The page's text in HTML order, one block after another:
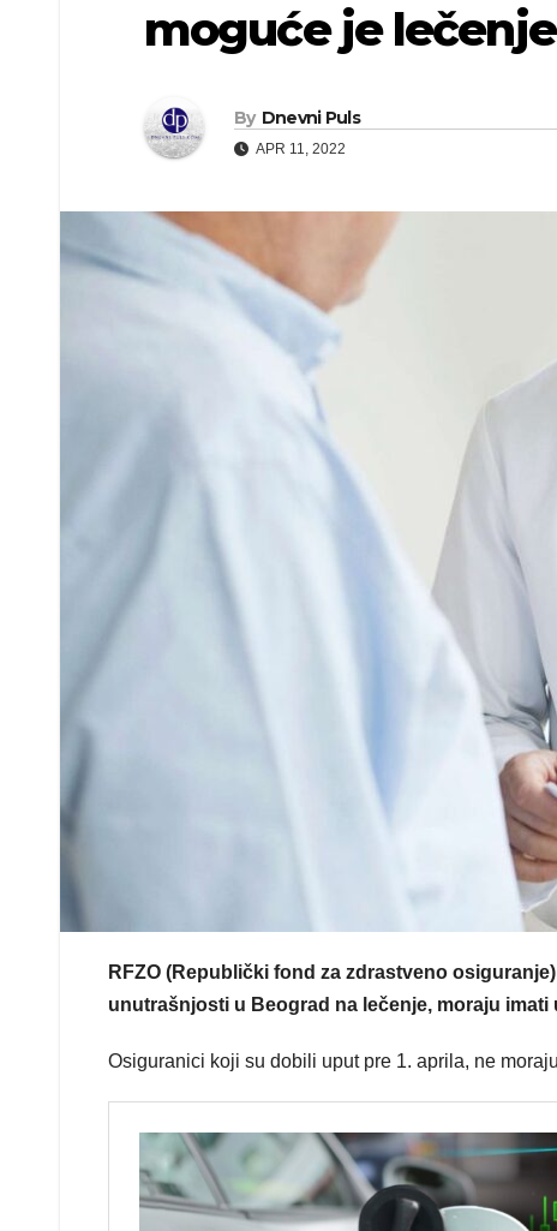
moguće je
By Dnevni Puls
APR 11, 2022
RFZO (Republički fond za zdrastveno
unutrašnjosti u Beograd na lečenje, moraju
Osiguranici koji su dobili uput pre 1. aprila, ne